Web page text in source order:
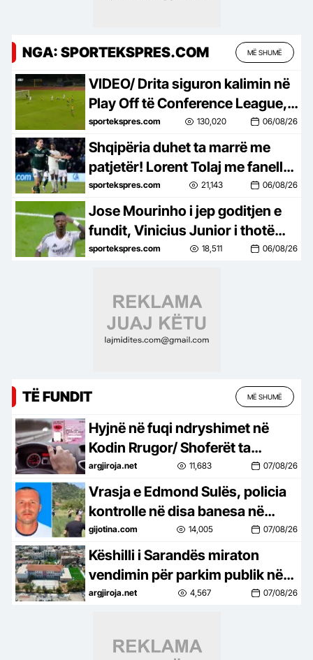
NGA: SPORTEKSPRES.COM MË SHUMË
VIDEO/ Drita siguron kalimin në
Play Off të Conference League, e
mbyll me një ndeshje takimin
kundër Tre Fiorit
sportekspres.com 130,020 06/08/26
Shqipëria duhet ta marrë me
patjetër! Lorent Tolaj me fanellë
titullari te Bristol City, luan
ndeshjen e parë zyrtare të këtij
sezoni
sportekspres.com 21,143 06/08/26
Jose Mourinho i jep goditjen e
fundit, Vinicius Junior i thotë
“JO” Arsenalit dhe rinovon me
sportekspres.com 18,511 06/08/26
TË FUNDIT MË SHUMË
Hyjnë në fuqi ndryshimet në
Kodin Rrugor/ Shoferët ta
harrojnë alkoolin, u hiqet
patenta përgjithmonë
argjiroja.net 11,683 07/08/26
Vrasja e Edmond Sulës, policia
kontrolle në disa banesa në
Bërxullë! Shoqërohen disa
persona për t’u marrë në pyetje
gijotina.com 14,005 07/08/26
Këshilli i Sarandës miraton
vendimin për parkim publik në
territorin e gjimnazit ‘Hasan
argjiroja.net 4,567 07/08/26